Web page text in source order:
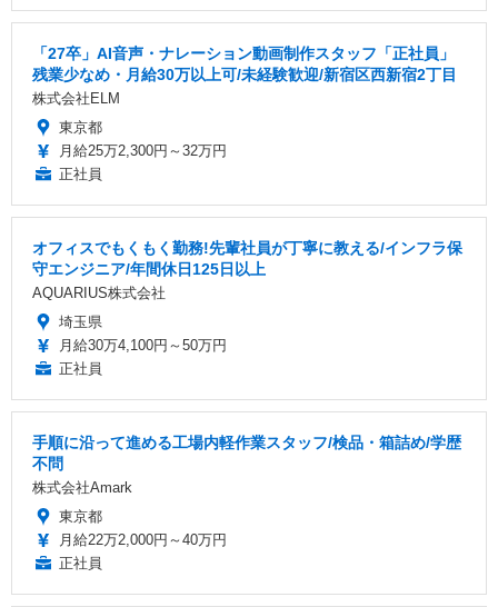
「27卒」AI音声・ナレーション動画制作スタッフ「正社員」
残業少なめ・月給30万以上可/未経験歓迎/新宿区西新宿2丁目
株式会社ELM
東京都
月給25万2,300円～32万円
正社員
オフィスでもくもく勤務!先輩社員が丁寧に教える/インフラ保
守エンジニア/年間休日125日以上
AQUARIUS株式会社
埼玉県
月給30万4,100円～50万円
正社員
手順に沿って進める工場内軽作業スタッフ/検品・箱詰め/学歴
不問
株式会社Amark
東京都
月給22万2,000円～40万円
正社員